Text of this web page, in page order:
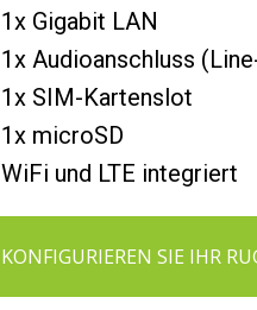
1x Gigabit LAN
1x Audioanschluss
1x SIM-Kartenslot
1x microSD
WiFi und LTE integriert
KONFIGURIEREN SIE IHR